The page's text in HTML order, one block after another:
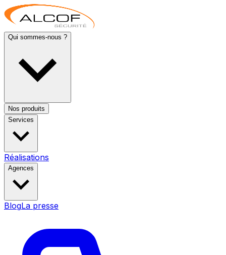
Qui sommes-nous ?
Nos produits
Services
Réalisations
Agences
BlogLa presse